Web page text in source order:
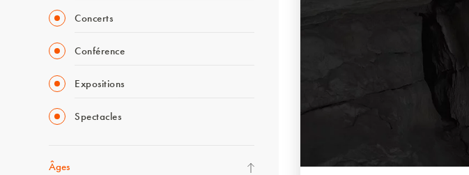
Concerts
Conférence
Expositions
Spectacles
Âges